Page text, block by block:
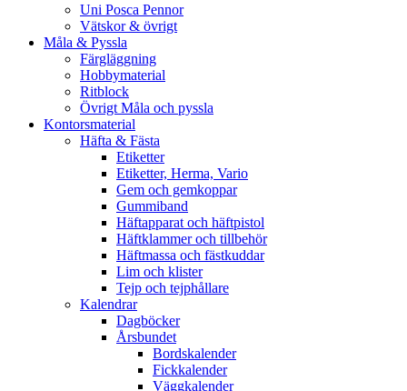
Uni Posca Pennor
Vätskor & övrigt
Måla & Pyssla
Färgläggning
Hobbymaterial
Ritblock
Övrigt Måla och pyssla
Kontorsmaterial
Häfta & Fästa
Etiketter
Etiketter, Herma, Vario
Gem och gemkoppar
Gummiband
Häftapparat och häftpistol
Häftklammer och tillbehör
Häftmassa och fästkuddar
Lim och klister
Tejp och tejphållare
Kalendrar
Dagböcker
Årsbundet
Bordskalender
Fickkalender
Väggkalender